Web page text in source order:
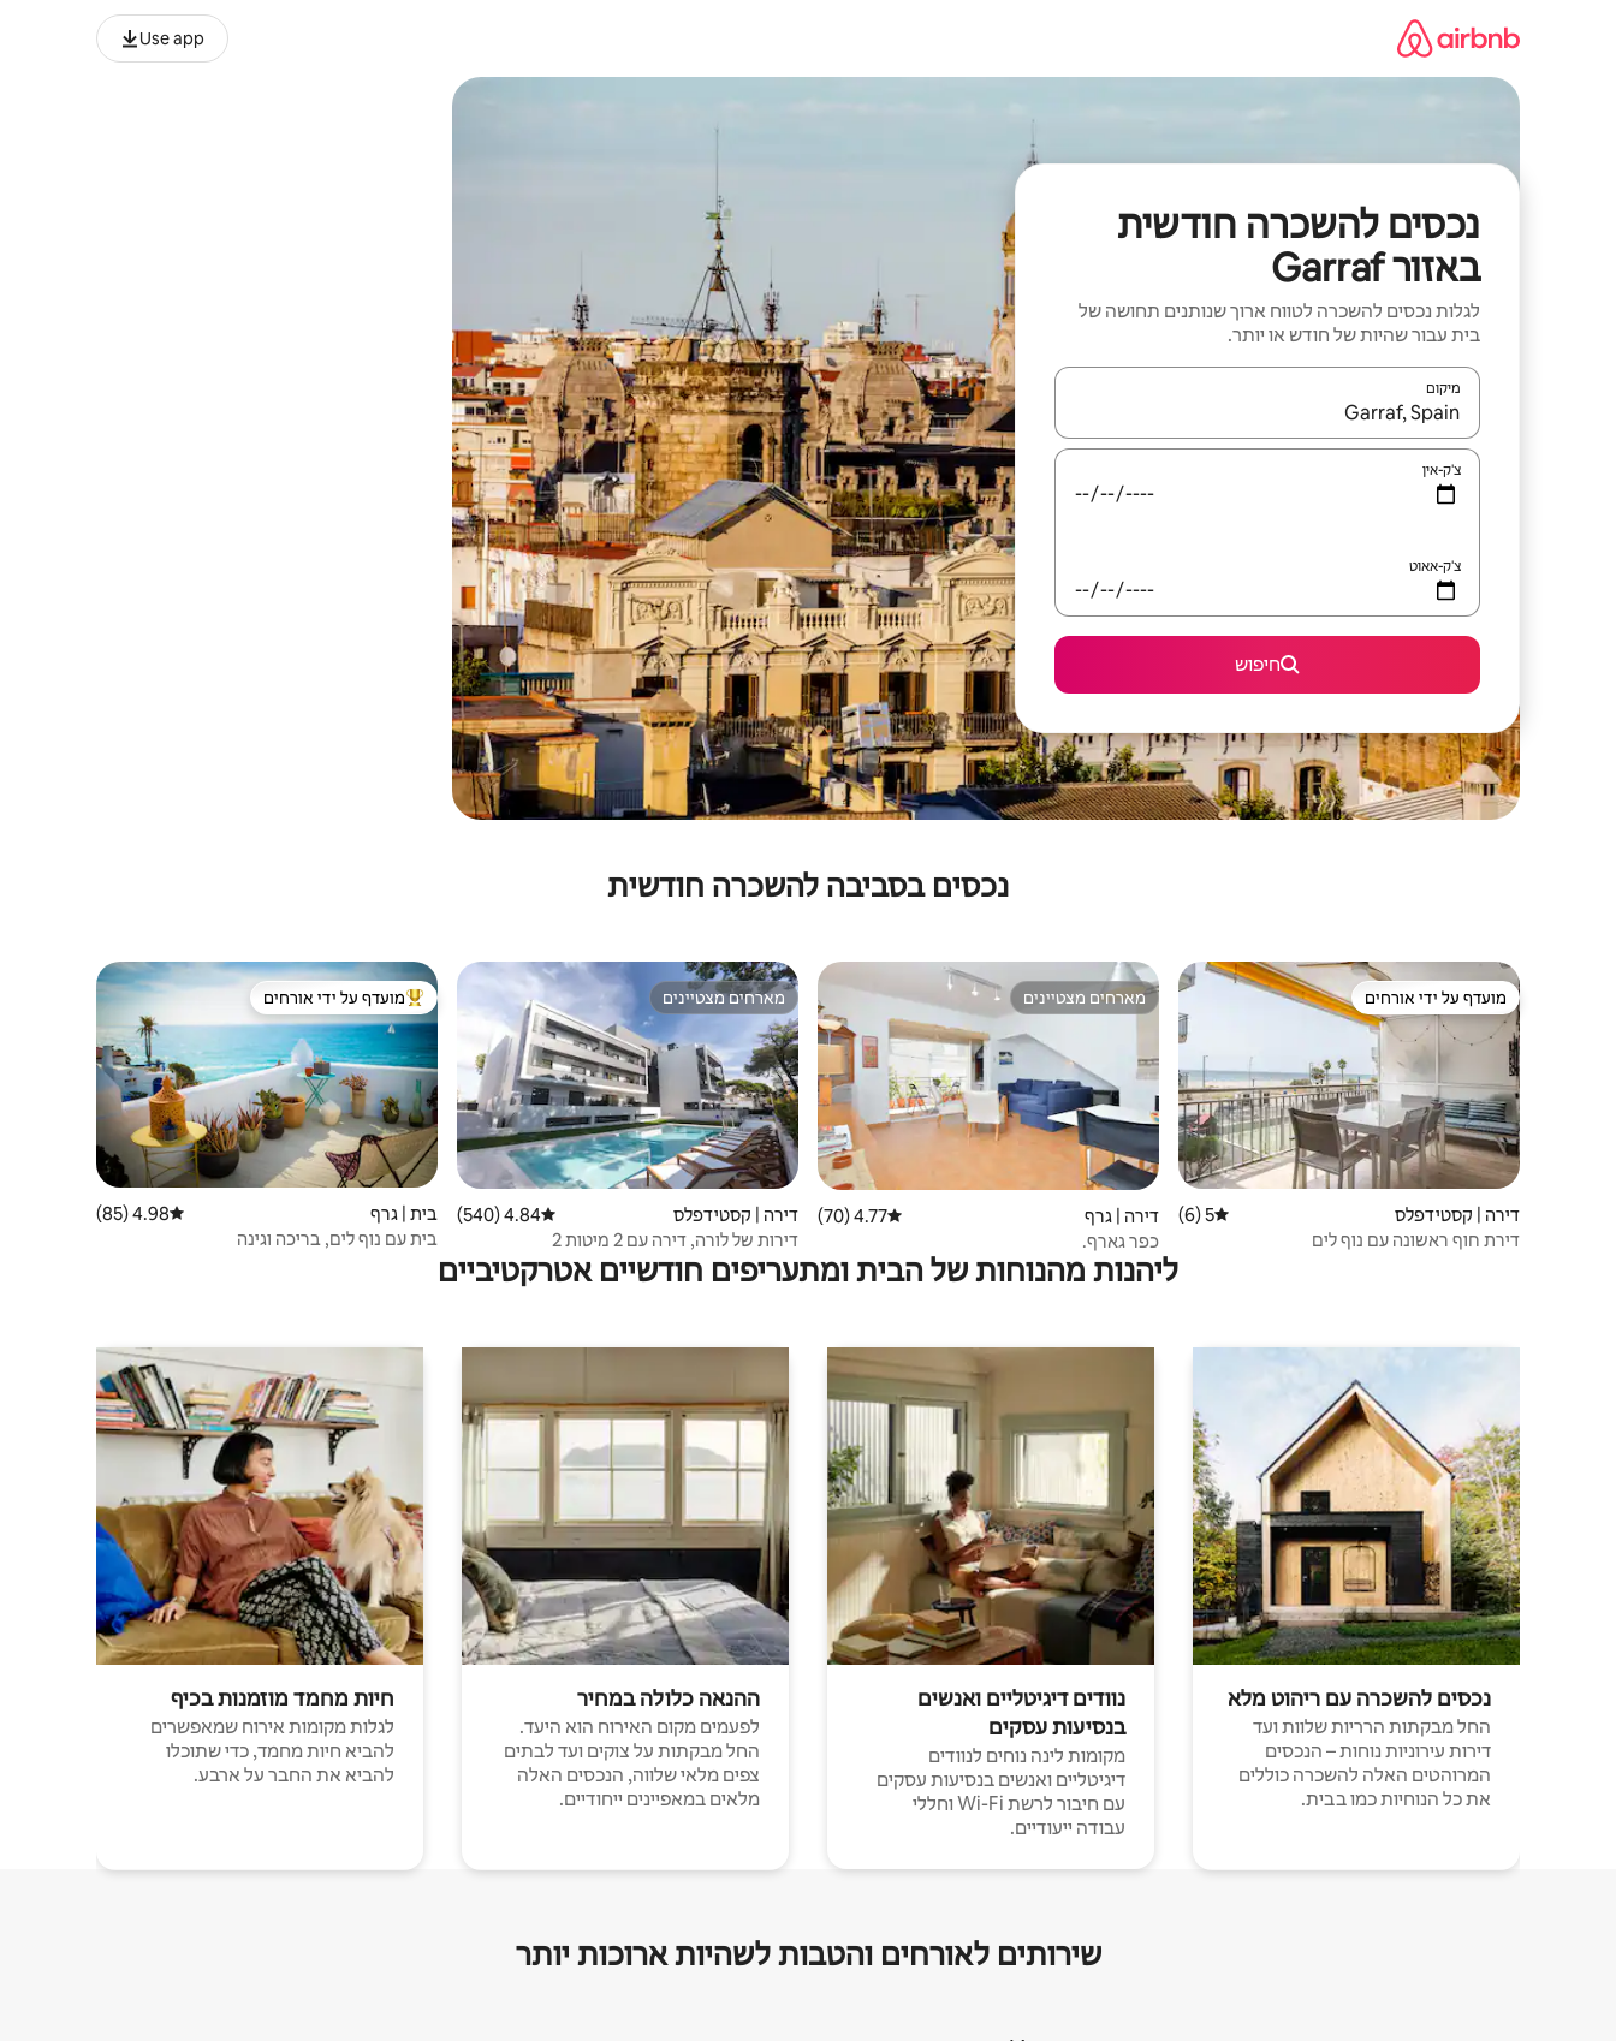
Use app
נכסים להשכרה חודשית
באזור Garraf
לגלות נכסים להשכרה לטווח ארוך שנותנים תחושה של
בית עבור שהיות של חודש או יותר.
מיקום
כאשר התוצאות יהיו זמינות, יש לנווט עם מקשי החיצים למעלה ולמטה או לעיין בעזרת תנועות מגע או החלקה.
צ'ק-אין
צ'ק-אאוט
חיפוש
נכסים בסביבה להשכרה חודשית
מועדף על ידי אורחים
מועדף על ידי אורחים
דירה | קסטידפלס דירוג ממוצע של 5 מתוך 5, 6 ביקורות
5 (6)
דירת חוף ראשונה עם נוף לים
מארחים מצטיינים
מארחים מצטיינים
דירה | גרף דירוג ממוצע של 4.77 מתוך 5, 70 ביקורות
4.77 (70)
כפר גארף.
מארחים מצטיינים
מארחים מצטיינים
דירה | קסטידפלס דירוג ממוצע של 4.84 מתוך 5, 540 ביקורות
4.84 (540)
דירות של לורה, דירה עם 2 מיטות 2
מוביל בקרב נכסים מועדפים על ידי אורחים
מועדף על ידי אורחים
בית | גרף דירוג ממוצע של 4.98 מתוך 5, 85 ביקורות
4.98 (85)
בית עם נוף לים, בריכה וגינה
ליהנות מהנוחות של הבית ומתעריפים חודשיים אטרקטיביים
נכסים להשכרה עם ריהוט מלא
החל מבקתות הרריות שלוות ועד
דירות עירוניות נוחות – הנכסים
המרוהטים האלה להשכרה כוללים
את כל הנוחיות כמו בבית.
נוודים דיגיטליים ואנשים
בנסיעות עסקים
מקומות לינה נוחים לנוודים
דיגיטליים ואנשים בנסיעות עסקים
עם חיבור לרשת Wi-Fi וחללי
עבודה ייעודיים.
ההנאה כלולה במחיר
לפעמים מקום האירוח הוא היעד.
החל מבקתות על צוקים ועד לבתים
צפים מלאי שלווה, הנכסים האלה
מלאים במאפיינים ייחודיים.
חיות מחמד מוזמנות בכיף
לגלות מקומות אירוח שמאפשרים
להביא חיות מחמד, כדי שתוכלו
להביא את החבר על ארבע.
שירותים לאורחים והטבות לשהיות ארוכות יותר